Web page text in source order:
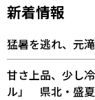
新着情報
猛暑を逃れ、元
甘さ上品、少し
ル」 県北・盛夏